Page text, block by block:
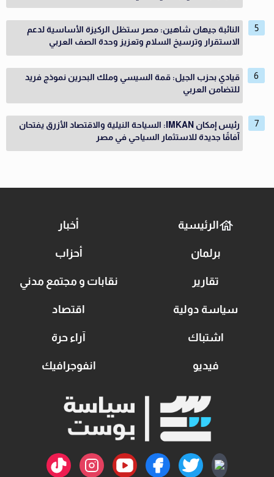
النائبة جيهان شاهين: مصر ستظل الركيزة الأساسية لدعم
الاستقرار وترسيخ السلام وتعزيز وحدة الصف العربي
قيادي بحزب الجيل: قمة السيسي وملك البحرين نموذج فريد
للتضامن العربي
رئيس إمكان IMKAN: السياحة النيلية والاقتصاد الأزرق يفتحان
آفاقًا جديدة للاستثمار السياحي في مصر
الرئيسية أخبار
برلمان أحزاب
تقارير نقابات و مجتمع مدني
سياسة دولية اقتصاد
اشتباك آراء حرة
فيديو انفوجرافيك